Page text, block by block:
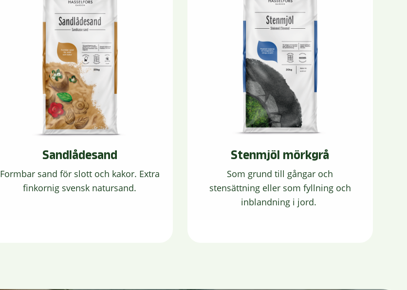
Sandlådesand
Formbar sand för slott och kakor. Extra
finkornig svensk natursand.
Stenmjöl mörkgrå
Som grund till gångar och
stensättning eller som fyllning och
inblandning i jord.